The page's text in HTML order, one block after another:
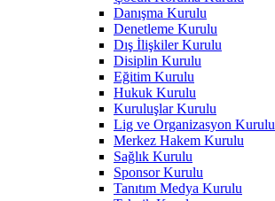
Danışma Kurulu
Denetleme Kurulu
Dış İlişkiler Kurulu
Disiplin Kurulu
Eğitim Kurulu
Hukuk Kurulu
Kuruluşlar Kurulu
Lig ve Organizasyon Kurulu
Merkez Hakem Kurulu
Sağlık Kurulu
Sponsor Kurulu
Tanıtım Medya Kurulu